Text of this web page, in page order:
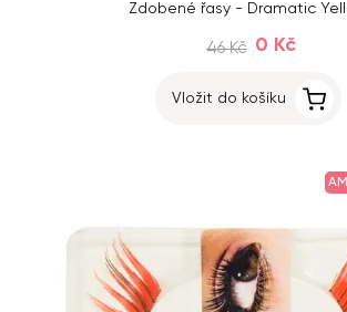
Zdobené řasy - Dramatic
46 Kč 0 Kč
Vložit do košíku